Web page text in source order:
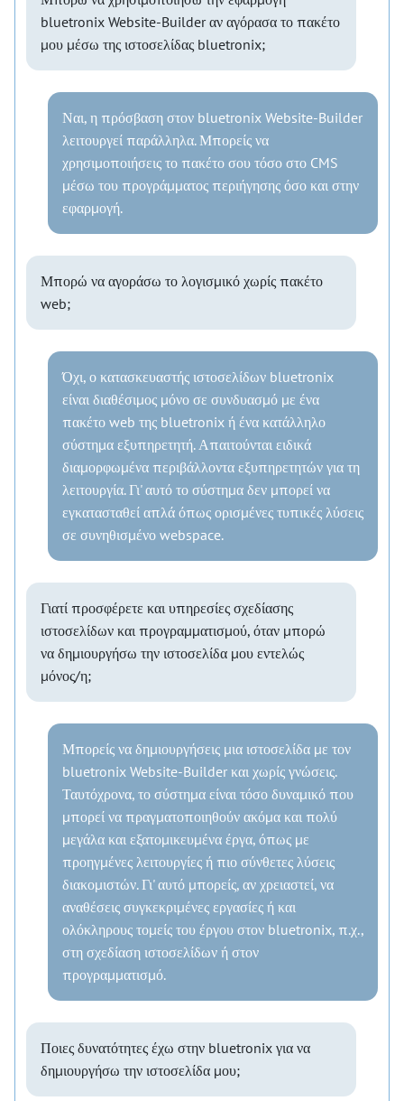
bluetronix Website-Builder αν αγόρασα το πακέτο
μου μέσω της ιστοσελίδας bluetronix;
Ναι, η πρόσβαση στον bluetronix Website-Builder
λειτουργεί παράλληλα. Μπορείς να
χρησιμοποιήσεις το πακέτο σου τόσο στο CMS
μέσω του προγράμματος περιήγησης όσο και στην
εφαρμογή.
Μπορώ να αγοράσω το λογισμικό χωρίς πακέτο
web;
Όχι, ο κατασκευαστής ιστοσελίδων bluetronix
είναι διαθέσιμος μόνο σε συνδυασμό με ένα
πακέτο web της bluetronix ή ένα κατάλληλο
σύστημα εξυπηρετητή. Απαιτούνται ειδικά
διαμορφωμένα περιβάλλοντα εξυπηρετητών για τη
λειτουργία. Γι' αυτό το σύστημα δεν μπορεί να
εγκατασταθεί απλά όπως ορισμένες τυπικές λύσεις
σε συνηθισμένο webspace.
Γιατί προσφέρετε και υπηρεσίες σχεδίασης
ιστοσελίδων και προγραμματισμού, όταν μπορώ
να δημιουργήσω την ιστοσελίδα μου εντελώς
μόνος/η;
Μπορείς να δημιουργήσεις μια ιστοσελίδα με τον
bluetronix Website-Builder και χωρίς γνώσεις.
Ταυτόχρονα, το σύστημα είναι τόσο δυναμικό που
μπορεί να πραγματοποιηθούν ακόμα και πολύ
μεγάλα και εξατομικευμένα έργα, όπως με
προηγμένες λειτουργίες ή πιο σύνθετες λύσεις
διακομιστών. Γι' αυτό μπορείς, αν χρειαστεί, να
αναθέσεις συγκεκριμένες εργασίες ή και
ολόκληρους τομείς του έργου στον bluetronix, π.χ.,
στη σχεδίαση ιστοσελίδων ή στον
προγραμματισμό.
Ποιες δυνατότητες έχω στην bluetronix για να
δημιουργήσω την ιστοσελίδα μου;